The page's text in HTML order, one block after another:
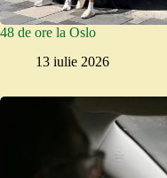
48 de ore la Oslo
13 iulie 2026